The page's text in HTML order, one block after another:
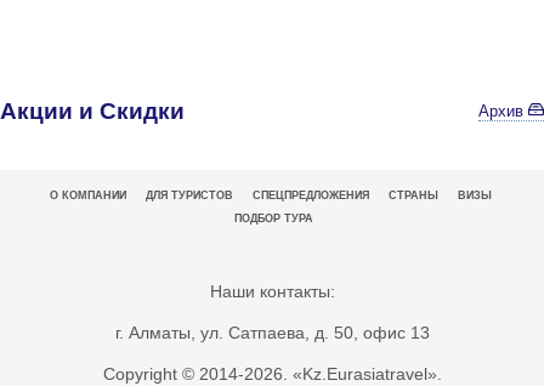
Акции и Скидки Архив
О КОМПАНИИ ДЛЯ ТУРИСТОВ СПЕЦПРЕДЛОЖЕНИЯ СТРАНЫ
ВИЗЫ
ПОДБОР ТУРА
Наши контакты:
г. Алматы, ул. Сатпаева, д. 50, офис 13
Copyright © 2014-2026. «Kz.Eurasiatravel».